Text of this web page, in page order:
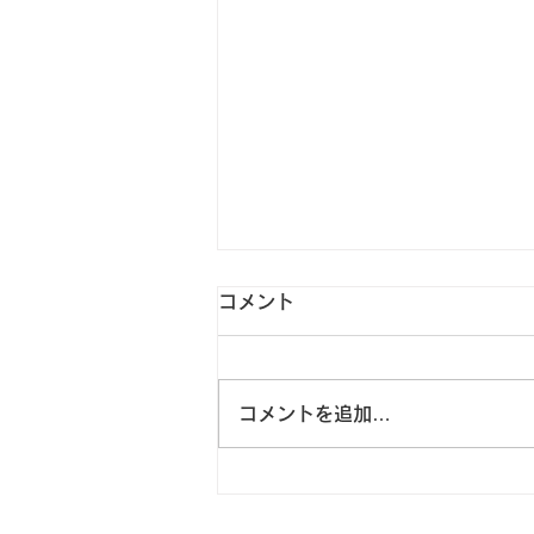
暑い中、塾に来る生徒たちへ
ました。 学年によっては、いよ
いよ夏期講習会のスタートです。
コメント
コメントを追加…